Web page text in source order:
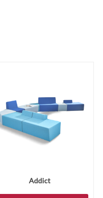
Addict